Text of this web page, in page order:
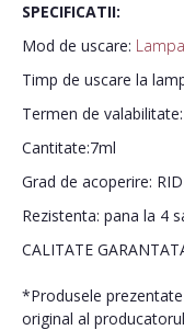
SPECIFICATII:
Mod de uscare:
Timp de uscare la
Termen de
Cantitate:7ml
Grad de acoperire:
Rezistenta: pana la 4
CALITATE
*Produsele
original al